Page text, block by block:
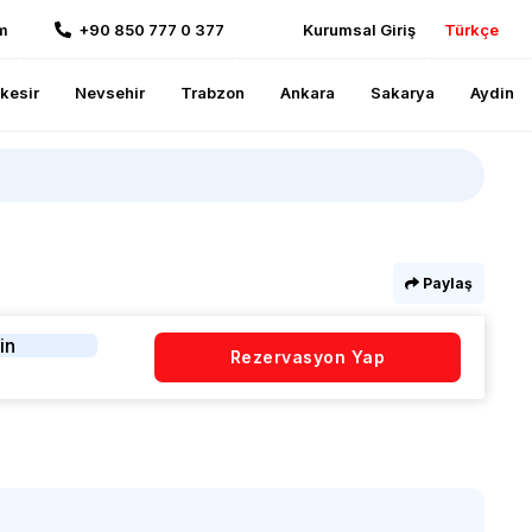
+90 850 777 0 377 Kurumsal Giriş Türkçe
Nevsehir Trabzon Ankara Sakarya Aydin
Paylaş
Rezervasyon Yap